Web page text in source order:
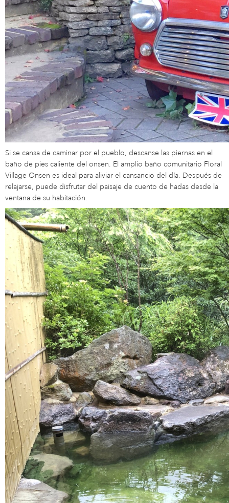
Si se cansa de caminar por el pueblo, descanse las piernas en el
baño de pies caliente del onsen. El amplio baño comunitario Floral
Village Onsen es ideal para aliviar el cansancio del día. Después de
relajarse, puede disfrutar del paisaje de cuento de hadas desde la
ventana de su habitación.